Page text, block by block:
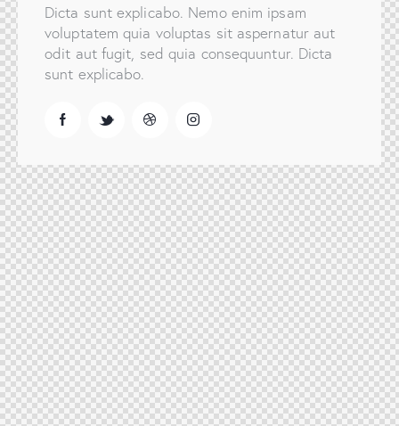
Dicta sunt explicabo. Nemo enim ipsam
voluptatem quia voluptas sit aspernatur aut
odit aut fugit, sed quia consequuntur. Dicta
sunt explicabo.